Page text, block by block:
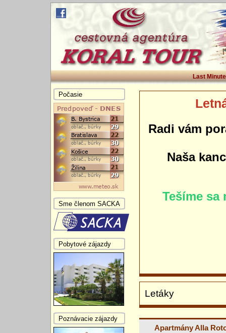
Last Minute
Radi vám
Naša
Tešíme sa
Letáky
Apartmány Alla
Počasie
Sme členom SACKA
Pobytové zájazdy
Poznávacie zájazdy